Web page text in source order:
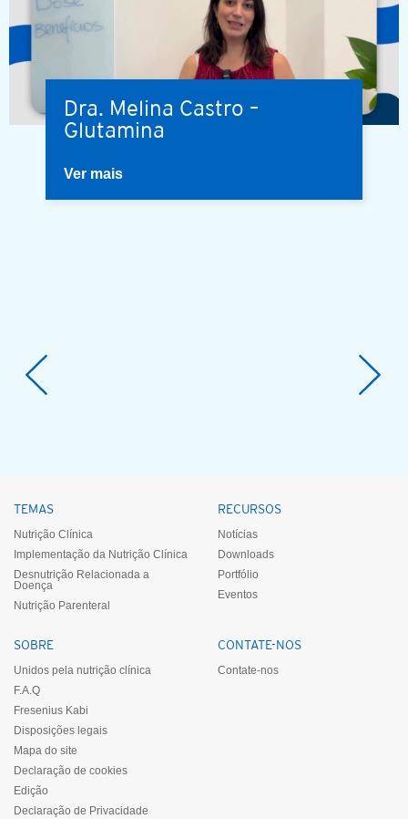
Dra. Melina Castro –
Glutamina
Ver mais
TEMAS
Nutrição Clínica
Implementação da Nutrição Clínica
Desnutrição Relacionada a
Doença
Nutrição Parenteral
RECURSOS
Notícias
Downloads
Portfólio
Eventos
SOBRE
Unidos pela nutrição clínica
F.A.Q
Fresenius Kabi
Disposições legais
Mapa do site
Declaração de cookies
Edição
Declaração de Privacidade
CONTATE-NOS
Contate-nos